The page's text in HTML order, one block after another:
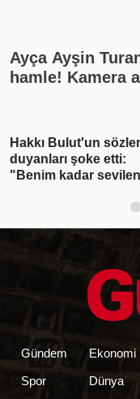
Ayça Ayşin
hamle! Kamera
Hakkı Bulut'un
duyanları şoke etti:
"Benim kadar sevilen
Gündem
Spor
Ekonomi
Dünya